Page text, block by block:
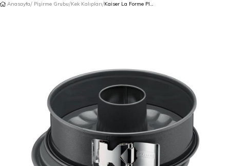
Anasayfa Pişirme Grubu Kek Kalıpları Kaiser La Forme Plus Borulu Kelepçeli Kek Kalıbı 28 cm